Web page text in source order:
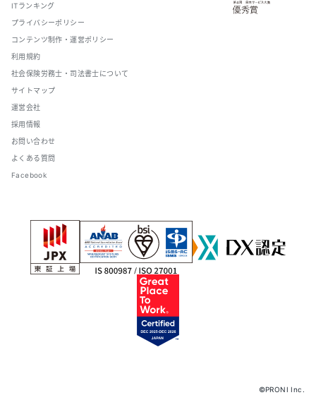
ITランキング
プライバシーポリシー
コンテンツ制作・運営ポリシー
利用規約
社会保険労務士・司法書士について
サイトマップ
運営会社
採用情報
お問い合わせ
よくある質問
Facebook
©PRONI Inc.